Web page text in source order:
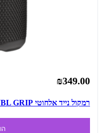
₪349.00
רמקול נייד אלחוטי JBL GRIP - יבואן רשמי - צבע שחור